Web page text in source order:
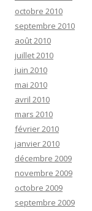
octobre 2010
septembre 2010
août 2010
juillet 2010
juin 2010
mai 2010
avril 2010
mars 2010
février 2010
janvier 2010
décembre 2009
novembre 2009
octobre 2009
septembre 2009